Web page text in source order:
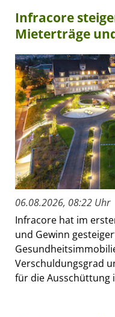
Infracore
Mieterträge
06.08.2026, 08:22 Uhr
Infracore hat im
und Gewinn
Verschuldungsgrad
für die Ausschüttung